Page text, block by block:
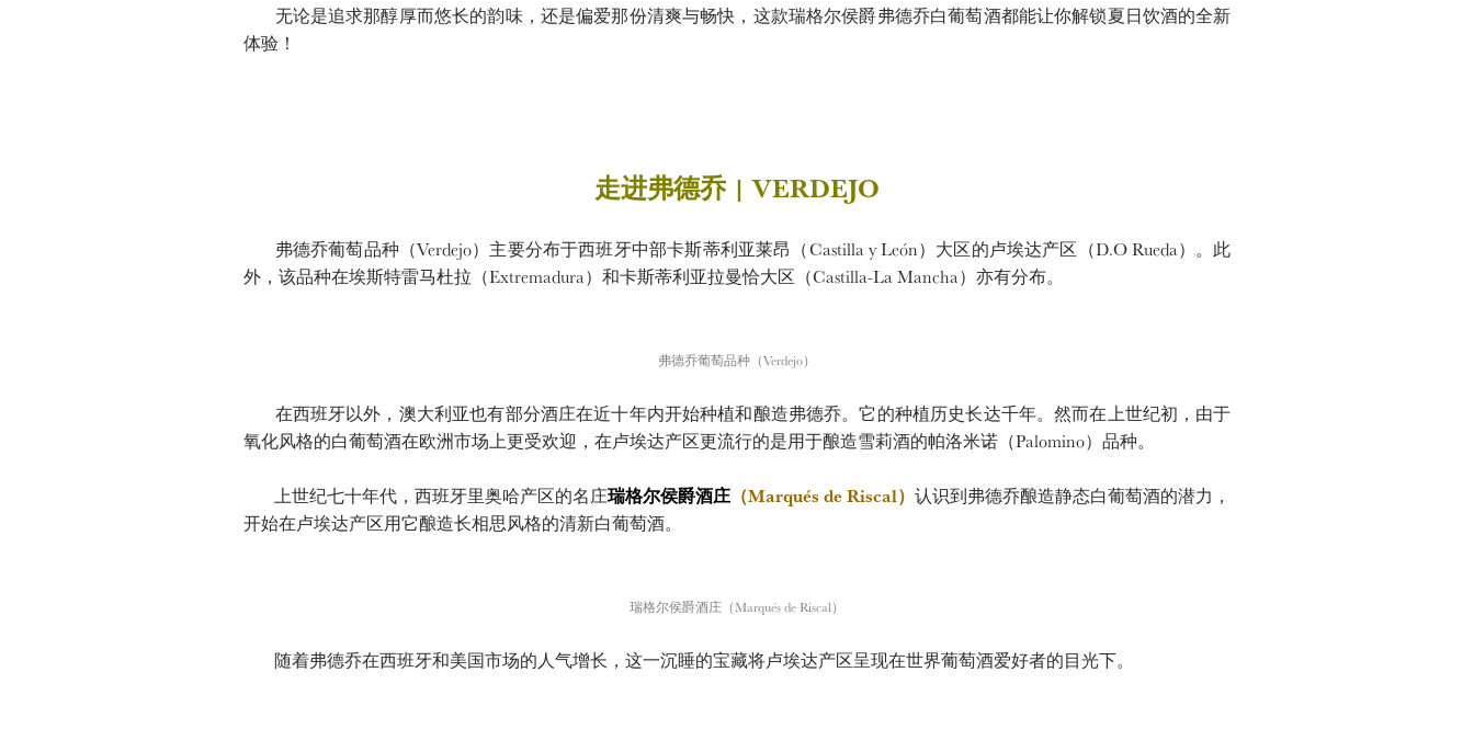
无论是追求那醇厚而悠长的韵味，还是偏爱那份清爽与畅快，这款瑞格尔侯爵弗德乔白葡萄酒都能让你解锁夏日饮酒的全新
体验！
走进弗德乔 | VERDEJO
弗德乔葡萄品种（Verdejo）主要分布于西班牙中部卡斯蒂利亚莱昂（Castilla y León）大区的卢埃达产区（D.O Rueda）。此
外，该品种在埃斯特雷马杜拉（Extremadura）和卡斯蒂利亚拉曼恰大区（Castilla-La Mancha）亦有分布。
弗德乔葡萄品种（Verdejo）
在西班牙以外，澳大利亚也有部分酒庄在近十年内开始种植和酿造弗德乔。它的种植历史长达千年。然而在上世纪初，由于
氧化风格的白葡萄酒在欧洲市场上更受欢迎，在卢埃达产区更流行的是用于酿造雪莉酒的帕洛米诺（Palomino）品种。
上世纪七十年代，西班牙里奥哈产区的名庄瑞格尔侯爵酒庄 （Marqués de Riscal）认识到弗德乔酿造静态白葡萄酒的潜力，
开始在卢埃达产区用它酿造长相思风格的清新白葡萄酒。
瑞格尔侯爵酒庄（Marqués de Riscal）
随着弗德乔在西班牙和美国市场的人气增长，这一沉睡的宝藏将卢埃达产区呈现在世界葡萄酒爱好者的目光下。